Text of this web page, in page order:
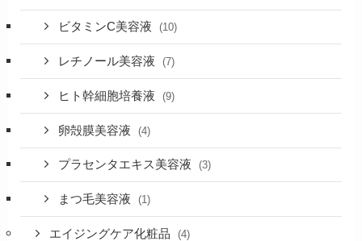
ビタミンC美容液 (10)
レチノール美容液 (7)
ヒト幹細胞培養液 (9)
卵殻膜美容液 (4)
プラセンタエキス美容液 (3)
まつ毛美容液 (1)
エイジングケア化粧品 (4)